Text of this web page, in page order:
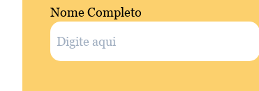
Nome Completo